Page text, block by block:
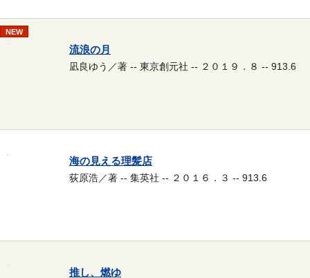
NEW
流浪の月
凪良ゆう／著 -- 東京創元社 -- ２０１９．８ -- 913.6
海の見える理髪店
荻原浩／著 -- 集英社 -- ２０１６．３ -- 913.6
推し、燃ゆ